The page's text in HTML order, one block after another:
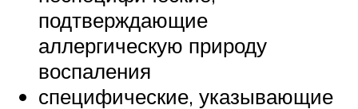
подтверждающие
аллергическую природу
воспаления
специфические, указывающие